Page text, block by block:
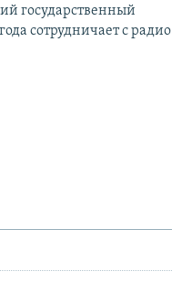
государственный
сотрудничает с радио